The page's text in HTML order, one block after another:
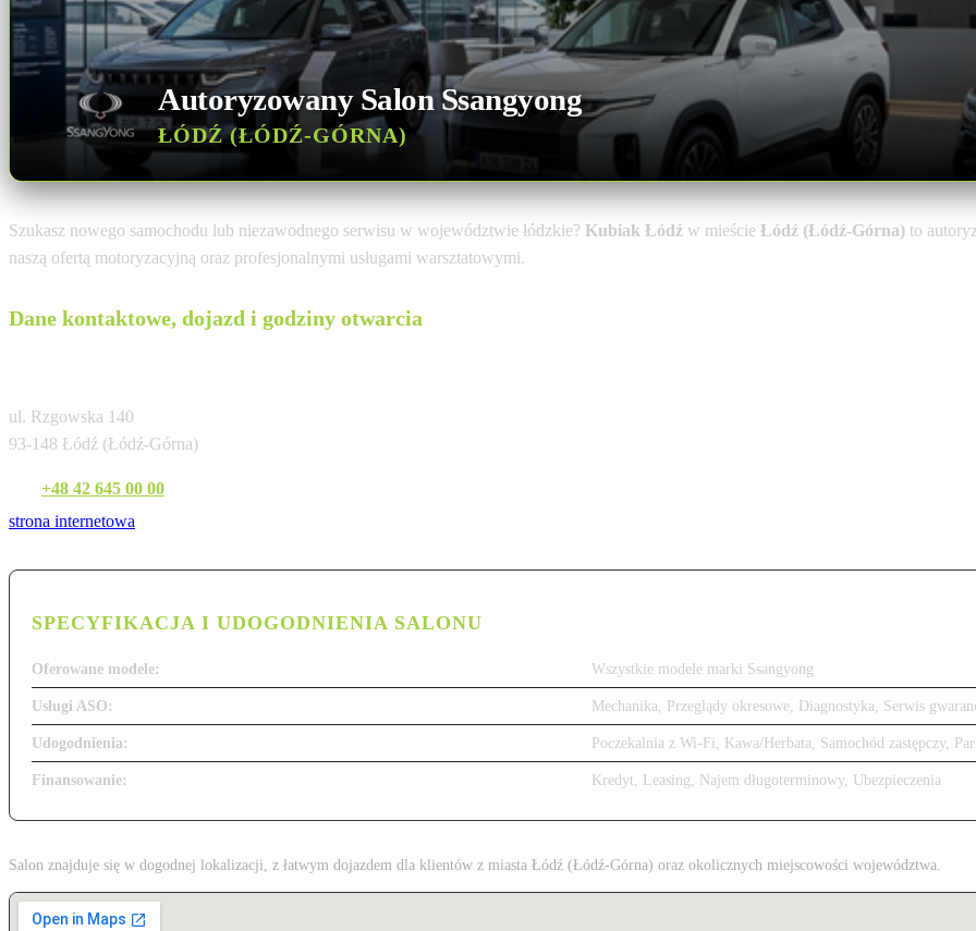
Autoryzowany Salon Ssangyong
ŁÓDŹ (ŁÓDŹ-GÓRNA)
Szukasz nowego samochodu lub niezawodnego serwisu w województwie łódzkie? Kubiak Łódź w mieście Łódź (Łódź-Górna) to
naszą ofertą motoryzacyjną oraz profesjonalnymi usługami warsztatowymi.
Dane kontaktowe, dojazd i godziny otwarcia
ul. Rzgowska 140
93-148 Łódź (Łódź-Górna)
+48 42 645 00 00
strona internetowa
SPECYFIKACJA I UDOGODNIENIA SALONU
Oferowane modele: Wszystkie modele marki Ssangyong
Usługi ASO: Mechanika, Przeglądy okresowe, Diagnostyka, Serwis
Udogodnienia: Poczekalnia z Wi-Fi, Kawa/Herbata, Samochód zastępczy,
Finansowanie: Kredyt, Leasing, Najem długoterminowy, Ubezpieczenia
Salon znajduje się w dogodnej lokalizacji, z łatwym dojazdem dla klientów z miasta Łódź (Łódź-Górna) oraz okolicznych miejscowości województwa.